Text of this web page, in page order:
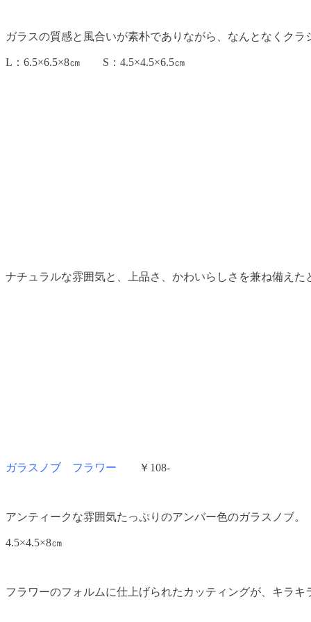
ガラスの質感と風合いが素朴でありながら、なんとなくクラ
L：6.5×6.5×8㎝ S：4.5×4.5×6.5㎝
ナチュラルな雰囲気と、上品さ、かわいらしさを兼ね備えた
ガラスノブ フラワー ￥108-
アンティークな雰囲気たっぷりのアンバー色のガラスノブ。
4.5×4.5×8㎝
フラワーのフォルムに仕上げられたカッティングが、キラキ